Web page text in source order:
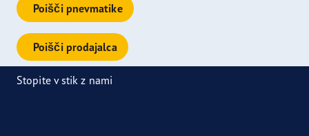
Poišči pnevmatike
Poišči prodajalca
Stopite v stik z nami